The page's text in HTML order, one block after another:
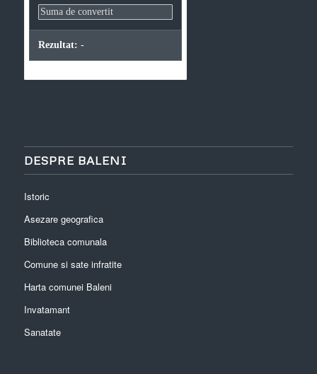
Rezultat: -
DESPRE BALENI
Istoric
Asezare geografica
Biblioteca comunala
Comune si sate infratite
Harta comunei Baleni
Invatamant
Sanatate